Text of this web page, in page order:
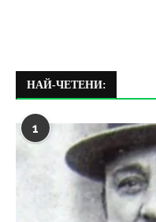
НАЙ-ЧЕТЕНИ:
1